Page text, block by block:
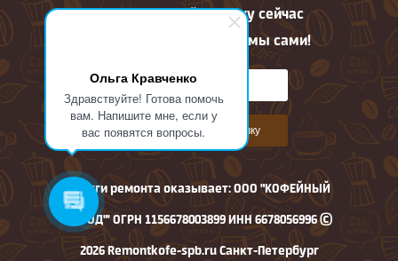
Ольга Кравченко
Здравствуйте! Готова помочь
вам. Напишите мне, если у
вас появятся вопросы.
Оставьте онлайн заявку сейчас
Все остальное сделаем мы сами!
Оставить онлайн заявку
Услуги ремонта оказывает: ООО "КОФЕЙНЫЙ
ГОРОД"' ОГРН 1156678003899 ИНН 6678056996 ©
2026 Remontkofe-spb.ru Санкт-Петербург